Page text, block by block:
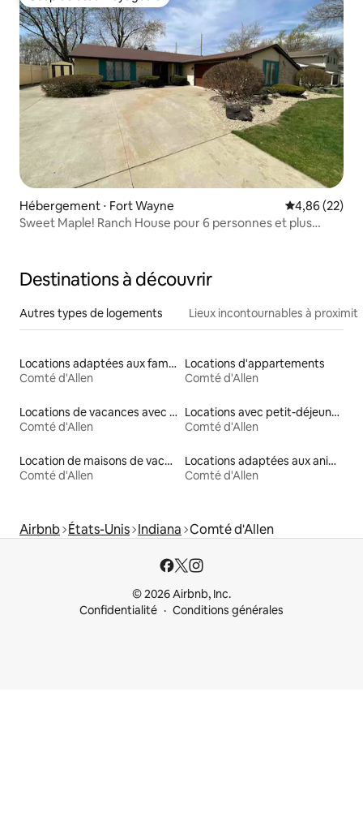
Hébergement ⋅ Fort Wayne Évaluation
4,86 (22)
Sweet Maple! Ranch House pour 6 personnes et plus
Destinations à découvrir
Autres types de logements Lieux incontournables à
Locations adaptées aux familles
Comté d'Allen
Locations d'appartements
Comté d'Allen
Locations de vacances avec piscine
Comté d'Allen
Locations avec petit-déjeuner
Comté d'Allen
Location de maisons de vacances
Comté d'Allen
Locations adaptées aux animaux
Comté d'Allen
Airbnb États-Unis Indiana Comté d'Allen
© 2026 Airbnb, Inc.
Confidentialité
Conditions générales